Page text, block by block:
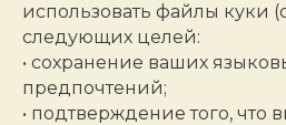
использовать файлы куки
следующих целей:
• сохранение ваших
предпочтений;
• подтверждение того, что